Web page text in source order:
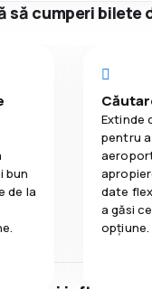
să cumperi bilete
bun
de la
Extinde
pentru
date
a găsi
opțiune.